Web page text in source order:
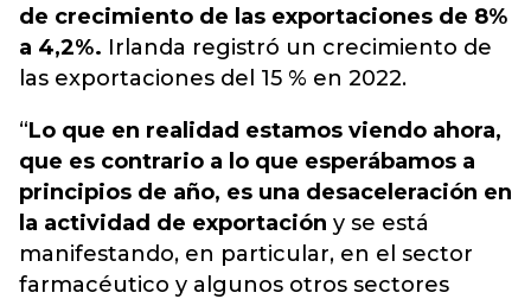
de crecimiento de las exportaciones de 8%
a 4,2%. Irlanda registró un crecimiento de
las exportaciones del 15 % en 2022.
“Lo que en realidad estamos viendo ahora,
que es contrario a lo que esperábamos a
principios de año, es una desaceleración en
la actividad de exportación y se está
manifestando, en particular, en el sector
farmacéutico y algunos otros sectores